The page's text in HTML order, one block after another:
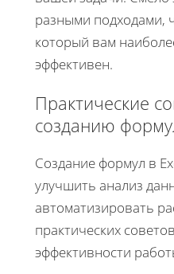
разными подходами,
который вам
эффективен.
Практические
созданию
Создание формул в
улучшить анализ
автоматизировать
практических
эффективности